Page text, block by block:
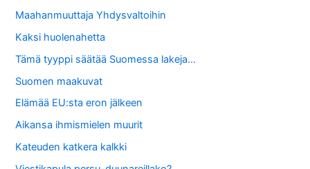
Maahanmuuttaja Yhdysvaltoihin
Kaksi huolenahetta
Tämä tyyppi säätää Suomessa lakeja…
Suomen maakuvat
Elämää EU:sta eron jälkeen
Aikansa ihmismielen muurit
Kateuden katkera kalkki